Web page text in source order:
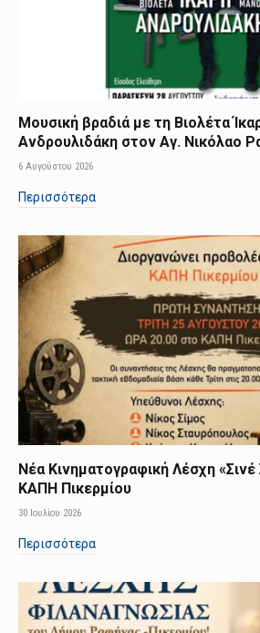
Μουσική βραδιά με τη Βιολέτα
Ανδρουλιδάκη στον Αγ. Νικόλαο
6 Αυγούστου 2026
Περισσότερα
Νέα Κινηματογραφική Λέσχη
ΚΑΠΗ Πικερμίου
30 Ιουλίου 2026
Περισσότερα